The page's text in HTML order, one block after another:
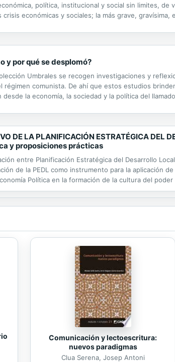
política, institucional y social sin limites,
crisis económicas y sociales; la más grave,
y por qué se desplomó?
Umbrales se recogen investigaciones y
régimen comunista. De ahí que estos estudios
la economía, la sociedad y la política del
DE LA PLANIFICACIÓN ESTRATÉGICA
y proposiciones prácticas
entre Planificación Estratégica del Desarrollo
de la PEDL como instrumento para la aplicación
Política en la formación de la cultura del
vista de la Planificación - Autogestión
Comunicación y lectoescritura:
nuevos paradigmas
Clua Serena, Josep Antoni